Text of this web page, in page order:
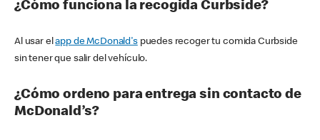
¿Cómo funciona la recogida Curbside?
Al usar elapp de McDonald'spuedes recoger tu comida Curbside
sin tener que salir del vehículo.
¿Cómo ordeno para entrega sin contacto de
McDonald’s?